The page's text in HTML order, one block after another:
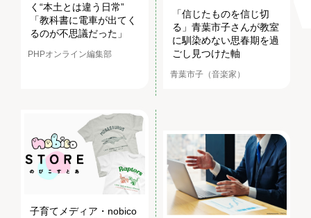
く“本土とは違う日常”
「教科書に電車が出てく
るのが不思議だった」
PHPオンライン編集部
「信じたものを信じ切
る」青葉市子さんが教室
に馴染めない思春期を過
ごし見つけた軸
青葉市子（音楽家）
子育てメディア・nobico